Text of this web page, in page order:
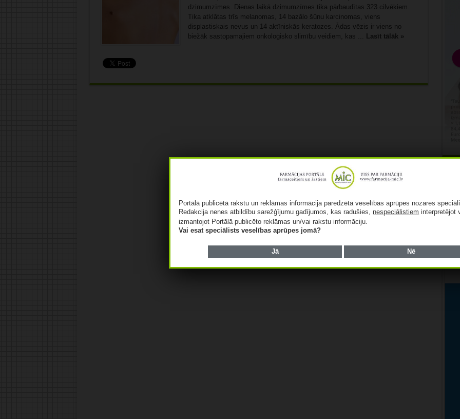
dzimumzīmes. Dienas laikā dzimumzīmes tika pārbaudītas 323 cilvēkiem.
Tika atklātas trīs melanomas, 14 bazālo šūnu karcinomas, viens
displastiskais nevus un 14 aktīniskās keratozes. Ādas vēzis ir viens no
biežāk sastopamajiem onkoloģisko slimību veidiem, kas ... Lasīt tālāk »
Portālā publicētā rakstu un reklāmas informācija paredzēta veselības aprūpes nozares
Redakcija nenes atbildību sarežģījumu gadījumos, kas radušies,nespeciālistiem interpretējot
izmantojot Portālā publicēto reklāmas un/vai rakstu informāciju.
Vai esat speciālists veselības aprūpes jomā?
Jā Nē